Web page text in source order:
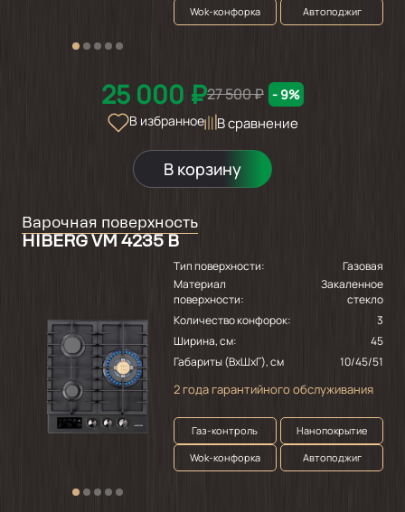
Wok-конфорка
Автоподжиг
25 000 ₽27 500 ₽ - 9%
В избранное
В сравнение
В корзину
Варочная поверхность
HIBERG VM 4235 B
Тип поверхности:
Газовая
Материал
поверхности:
Закаленное
стекло
Количество конфорок:
3
Ширина, см:
45
Габариты (ВхШхГ), см
10/45/51
2 года гарантийного обслуживания
Газ-контроль
Нанопокрытие
Wok-конфорка
Автоподжиг